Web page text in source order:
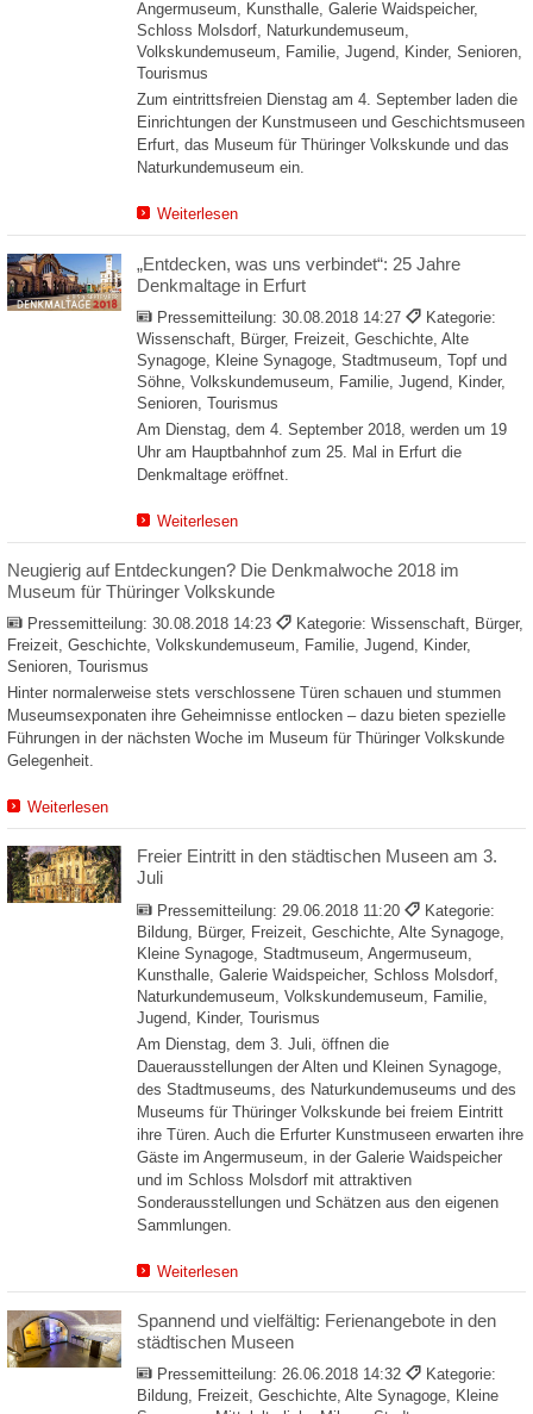
Angermuseum, Kunsthalle, Galerie Waidspeicher,
Schloss Molsdorf, Naturkundemuseum,
Volkskundemuseum, Familie, Jugend, Kinder, Senioren,
Tourismus
Zum eintrittsfreien Dienstag am 4. September laden die
Einrichtungen der Kunstmuseen und Geschichtsmuseen
Erfurt, das Museum für Thüringer Volkskunde und das
Naturkundemuseum ein.
Weiterlesen
„Entdecken, was uns verbindet“: 25 Jahre
Denkmaltage in Erfurt
Pressemitteilung: 30.08.2018 14:27
Kategorie:
Wissenschaft, Bürger, Freizeit, Geschichte, Alte
Synagoge, Kleine Synagoge, Stadtmuseum, Topf und
Söhne, Volkskundemuseum, Familie, Jugend, Kinder,
Senioren, Tourismus
Am Dienstag, dem 4. September 2018, werden um 19
Uhr am Hauptbahnhof zum 25. Mal in Erfurt die
Denkmaltage eröffnet.
Weiterlesen
Neugierig auf Entdeckungen? Die Denkmalwoche 2018 im
Museum für Thüringer Volkskunde
Pressemitteilung: 30.08.2018 14:23
Kategorie: Wissenschaft, Bürger,
Freizeit, Geschichte, Volkskundemuseum, Familie, Jugend, Kinder,
Senioren, Tourismus
Hinter normalerweise stets verschlossene Türen schauen und stummen
Museumsexponaten ihre Geheimnisse entlocken – dazu bieten spezielle
Führungen in der nächsten Woche im Museum für Thüringer Volkskunde
Gelegenheit.
Weiterlesen
Freier Eintritt in den städtischen Museen am 3.
Juli
Pressemitteilung: 29.06.2018 11:20
Kategorie:
Bildung, Bürger, Freizeit, Geschichte, Alte Synagoge,
Kleine Synagoge, Stadtmuseum, Angermuseum,
Kunsthalle, Galerie Waidspeicher, Schloss Molsdorf,
Naturkundemuseum, Volkskundemuseum, Familie,
Jugend, Kinder, Tourismus
Am Dienstag, dem 3. Juli, öffnen die
Dauerausstellungen der Alten und Kleinen Synagoge,
des Stadtmuseums, des Naturkundemuseums und des
Museums für Thüringer Volkskunde bei freiem Eintritt
ihre Türen. Auch die Erfurter Kunstmuseen erwarten ihre
Gäste im Angermuseum, in der Galerie Waidspeicher
und im Schloss Molsdorf mit attraktiven
Sonderausstellungen und Schätzen aus den eigenen
Sammlungen.
Weiterlesen
Spannend und vielfältig: Ferienangebote in den
städtischen Museen
Pressemitteilung: 26.06.2018 14:32
Kategorie:
Bildung, Freizeit, Geschichte, Alte Synagoge, Kleine